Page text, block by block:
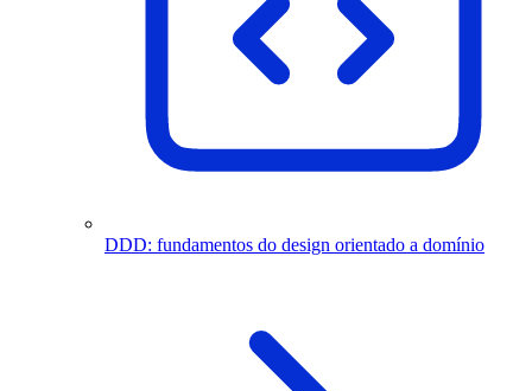
DDD: fundamentos do design orientado a domínio